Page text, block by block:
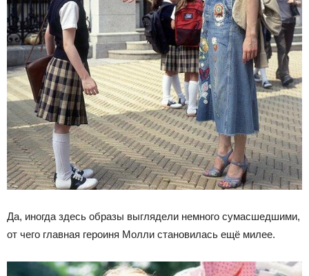
Да, иногда здесь образы выглядели немного сумасшедшими,
от чего главная героиня Молли становилась ещё милее.